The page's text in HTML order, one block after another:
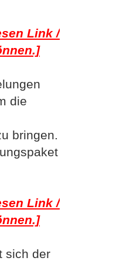
Link /
die
bringen.
Link /
sich der